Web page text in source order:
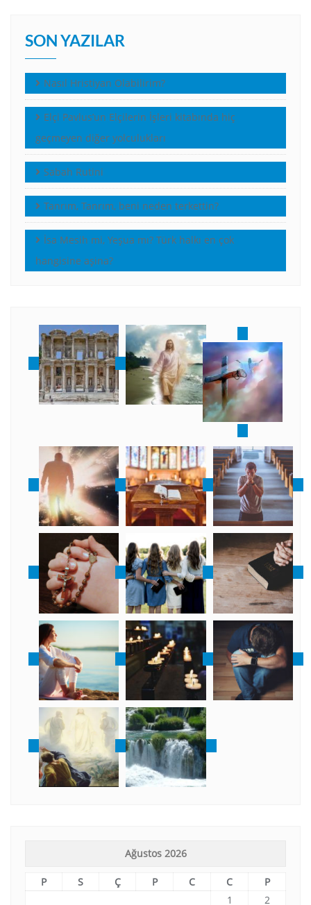
SON YAZILAR
Nasıl Hristiyan Olabilirim?
Elçi Pavlus’un Elçilerin İşleri kitabında hiç
geçmeyen diğer yolculukları
Sabah Rutini
Tanrım, Tanrım, beni neden terkettin?
İsa Mesih mi, Yeşua mı? Türk halkı en çok
hangisine aşina?
Ağustos 2026
P S Ç P C C
P
1
2